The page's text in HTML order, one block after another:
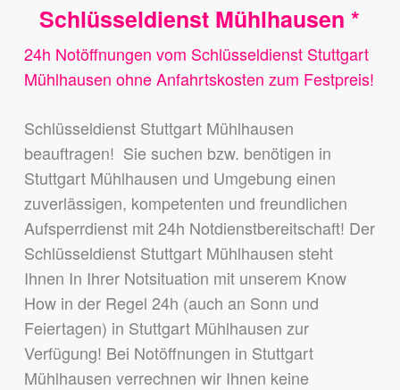
Schlüsseldienst Mühlhausen *
24h Notöffnungen vom Schlüsseldienst Stuttgart
Mühlhausen ohne Anfahrtskosten zum Festpreis!
Schlüsseldienst Stuttgart Mühlhausen
beauftragen! Sie suchen bzw. benötigen in
Stuttgart Mühlhausen und Umgebung einen
zuverlässigen, kompetenten und freundlichen
Aufsperrdienst mit 24h Notdienstbereitschaft! Der
Schlüsseldienst Stuttgart Mühlhausen steht
Ihnen In Ihrer Notsituation mit unserem Know
How in der Regel 24h (auch an Sonn und
Feiertagen) in Stuttgart Mühlhausen zur
Verfügung! Bei Notöffnungen in Stuttgart
Mühlhausen verrechnen wir Ihnen keine